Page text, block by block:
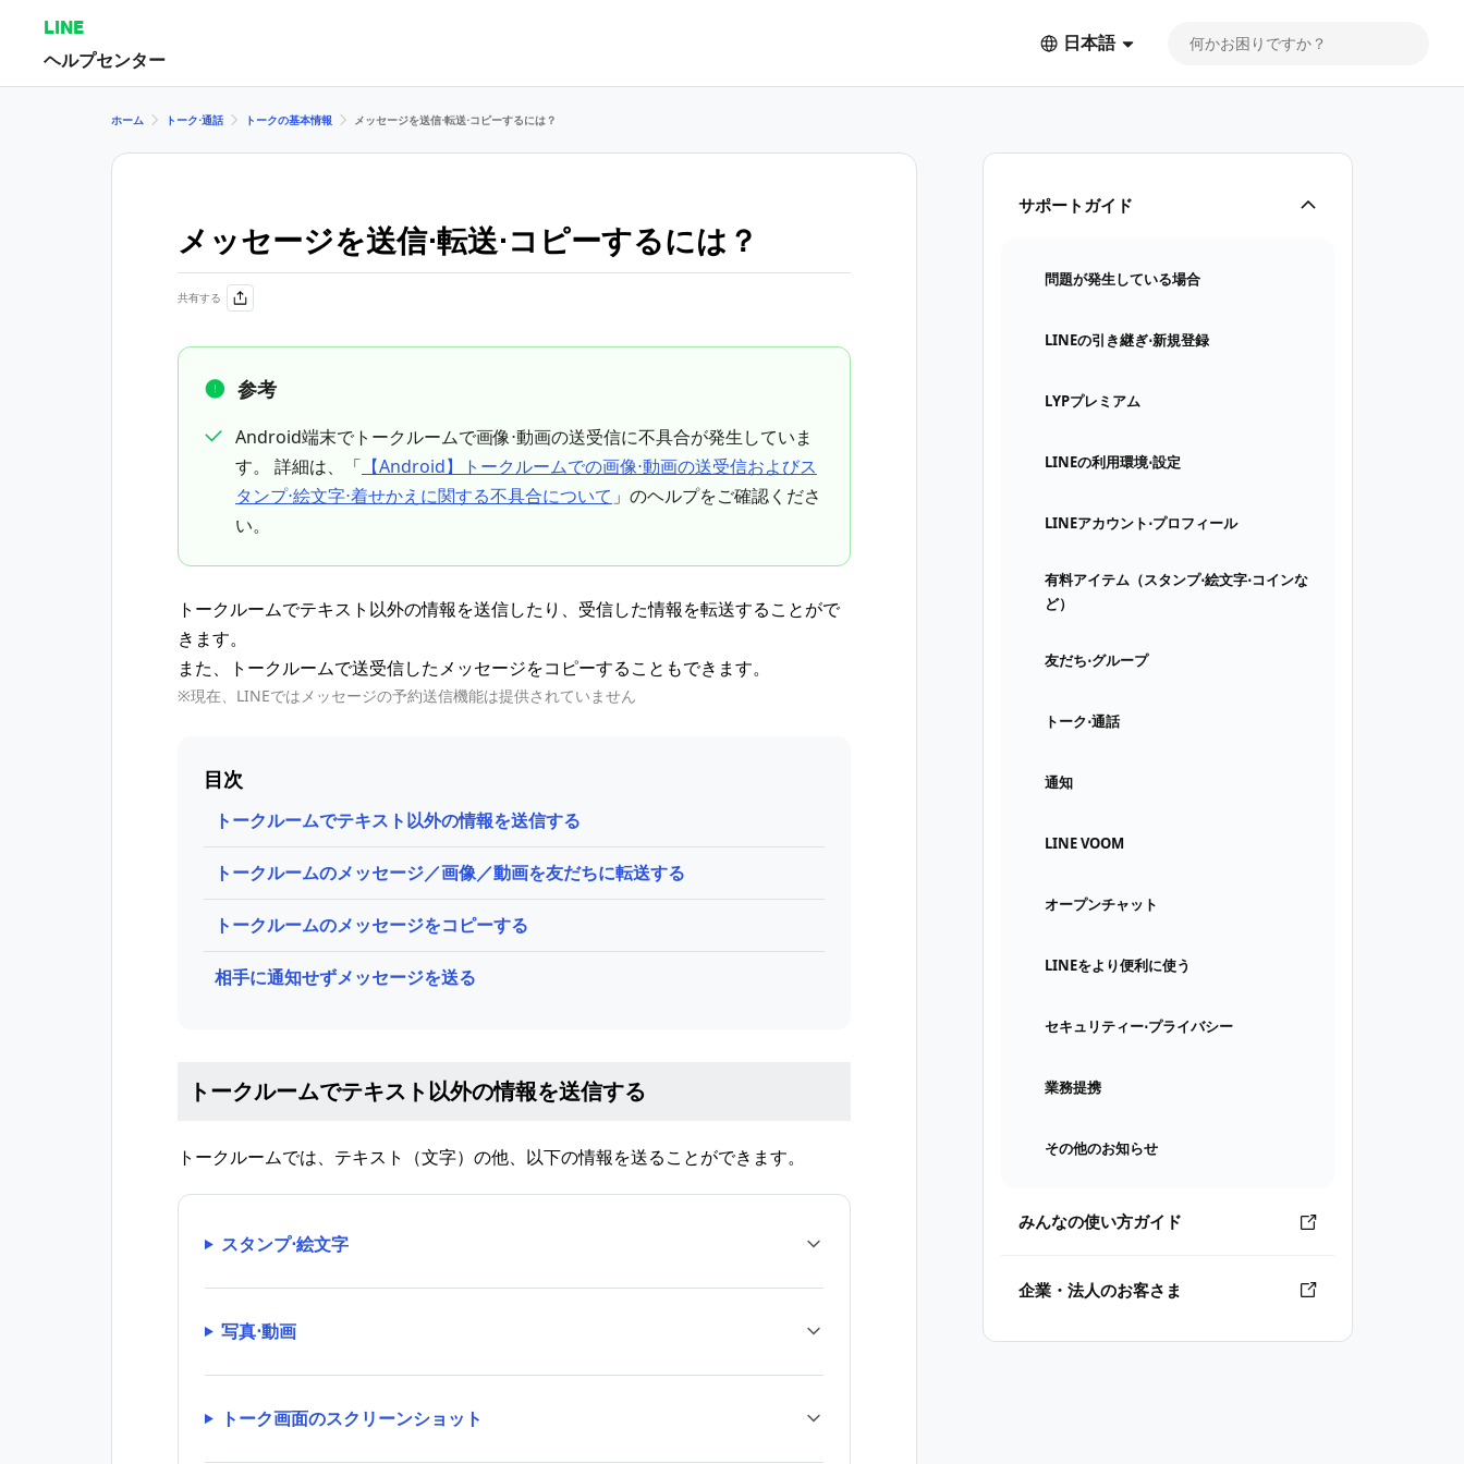
LINE
ヘルプセンター
日本語
サポートガイド
問題が発生している場合
LINEの引き継ぎ⋅新規登録
LYPプレミアム
LINEの利用環境⋅設定
LINEアカウント⋅プロフィール
有料アイテム（スタンプ⋅絵文字⋅コインな
ど）
友だち⋅グループ
トーク⋅通話
通知
LINE VOOM
オープンチャット
LINEをより便利に使う
セキュリティー⋅プライバシー
業務提携
その他のお知らせ
みんなの使い方ガイド
企業・法人のお客さま
ホーム トーク⋅通話 トークの基本情報 メッセージを送信⋅転送⋅コピーするには？
メッセージを送信⋅転送⋅コピーするには？
共有する
参考
Android端末でトークルームで画像⋅動画の送受信に不具合が発生していま
す。 詳細は、「 【Android】トークルームでの画像⋅動画の送受信およびス
タンプ⋅絵文字⋅着せかえに関する不具合について 」のヘルプをご確認くださ
い。
トークルームでテキスト以外の情報を送信したり、受信した情報を転送することがで
きます。
また、トークルームで送受信したメッセージをコピーすることもできます。
※現在、LINEではメッセージの予約送信機能は提供されていません
目次
トークルームでテキスト以外の情報を送信する
トークルームのメッセージ／画像／動画を友だちに転送する
トークルームのメッセージをコピーする
相手に通知せずメッセージを送る
トークルームでテキスト以外の情報を送信する
トークルームでは、テキスト（文字）の他、以下の情報を送ることができます。
スタンプ⋅絵文字
写真⋅動画
トーク画面のスクリーンショット